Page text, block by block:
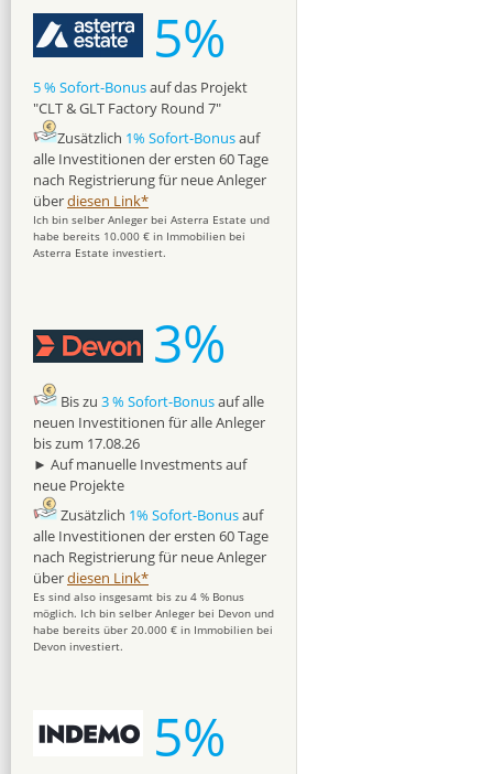
5%
5 % Sofort-Bonusauf das Projekt
"CLT & GLT Factory Round 7"
Zusätzlich 1% Sofort-Bonusauf
alle Investitionen der ersten 60 Tage
nach Registrierung für neue Anleger
überdiesen Link*
Ich bin selber Anleger bei Asterra Estate und
habe bereits 10.000 € in Immobilien bei
Asterra Estate investiert.
3%
Bis zu 3 % Sofort-Bonusauf alle
neuen Investitionen für alle Anleger
bis zum 17.08.26
► Auf manuelle Investments auf
neue Projekte
Zusätzlich 1% Sofort-Bonusauf
alle Investitionen der ersten 60 Tage
nach Registrierung für neue Anleger
überdiesen Link*
Es sind also insgesamt bis zu 4 % Bonus
möglich. Ich bin selber Anleger bei Devon und
habe bereits über 20.000 € in Immobilien bei
Devon investiert.
5%